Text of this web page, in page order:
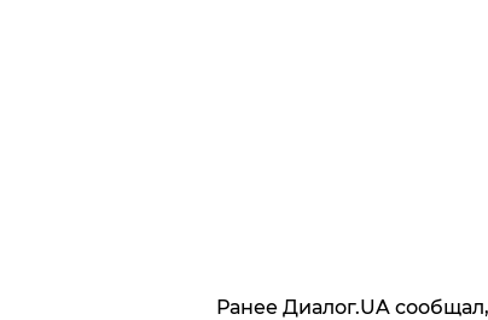
Ранее Диалог.UA